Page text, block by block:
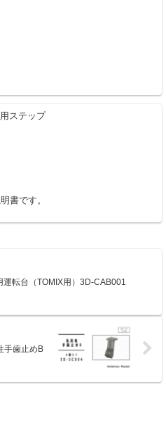
ステップ
書です。
運転台（TOMIX用）3D-CAB001
手歯止めB